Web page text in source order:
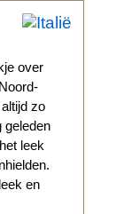
over
zo
geleden
leek
en